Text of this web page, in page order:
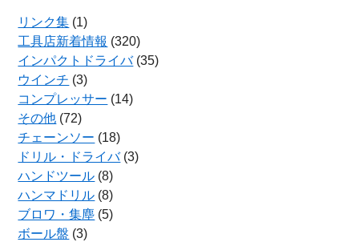
リンク集 (1)
工具店新着情報 (320)
インパクトドライバ(35)
ウインチ (3)
コンプレッサー (14)
その他 (72)
チェーンソー (18)
ドリル・ドライバ(3)
ハンドツール (8)
ハンマドリル (8)
ブロワ・集塵 (5)
ボール盤 (3)